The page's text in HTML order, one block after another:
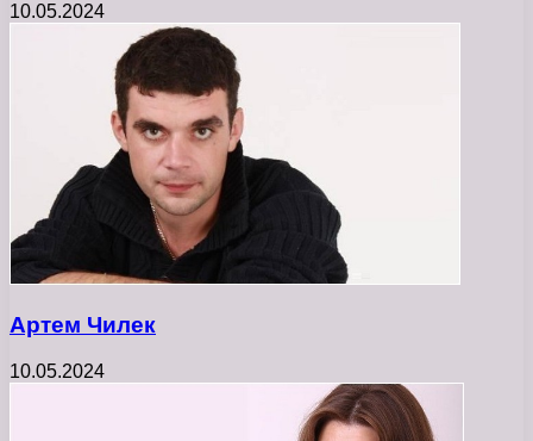
10.05.2024
Артем Чилек
10.05.2024